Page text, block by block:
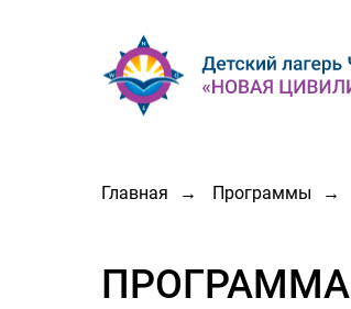
Главная → Программы →
ПРОГРАММА